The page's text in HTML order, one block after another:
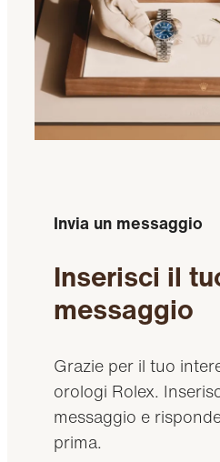
Invia un messaggio
Inserisci il
messaggio
Grazie per il tuo
orologi Rolex.
messaggio e
prima.